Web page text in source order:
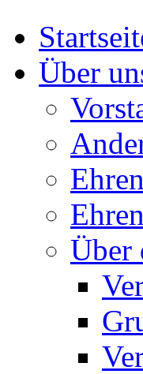
Über
Über